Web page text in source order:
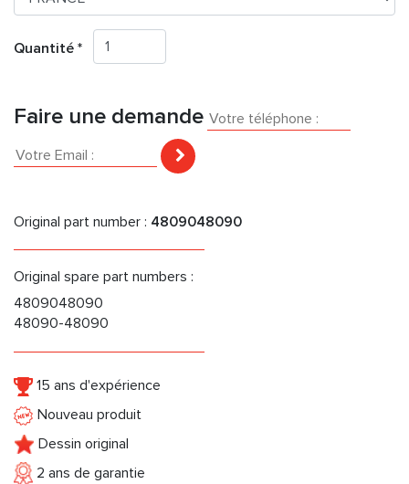
Quantité *
Faire une demande
Original part number : 4809048090
Original spare part numbers :
4809048090
48090-48090
15 ans d'expérience
Nouveau produit
Dessin original
2 ans de garantie